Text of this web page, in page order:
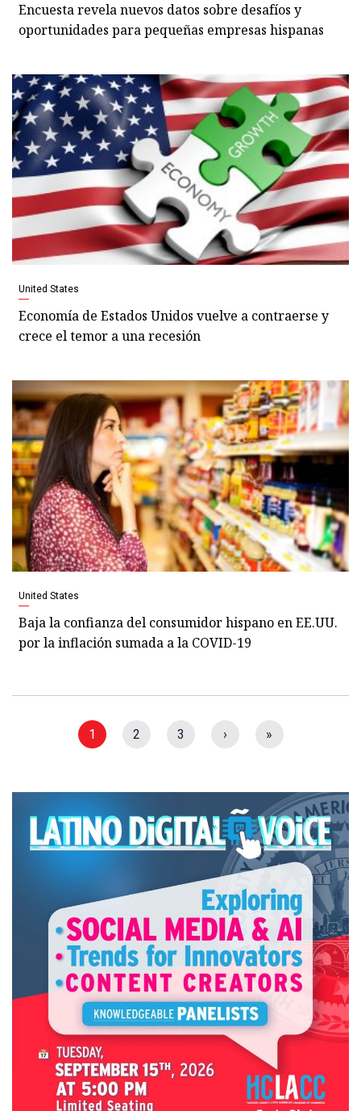
Encuesta revela nuevos datos sobre desafíos y
oportunidades para pequeñas empresas hispanas
United States
Economía de Estados Unidos vuelve a contraerse y
crece el temor a una recesión
United States
Baja la confianza del consumidor hispano en EE.UU.
por la inflación sumada a la COVID-19
1 2 3 › »